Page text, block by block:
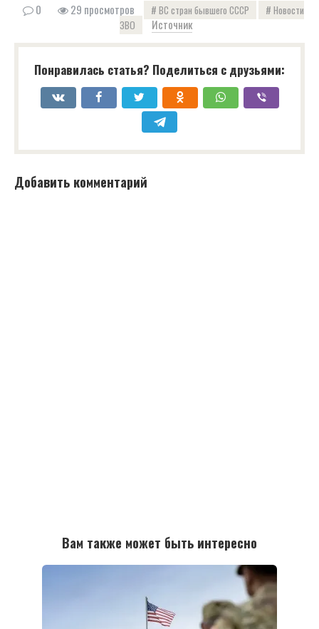
0 29 просмотров ВС стран бывшего СССР
Новости
ЗВО
Источник
Понравилась статья? Поделиться с друзьями:
Добавить комментарий
Вам также может быть интересно